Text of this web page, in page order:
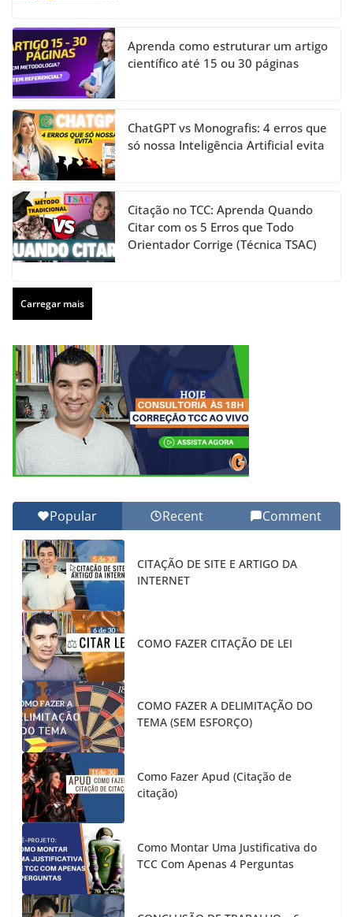
Aprenda como estruturar um artigo
científico até 15 ou 30 páginas
ChatGPT vs Monografis: 4 erros que
só nossa Inteligência Artificial evita
Citação no TCC: Aprenda Quando
Citar com os 5 Erros que Todo
Orientador Corrige (Técnica TSAC)
Carregar mais
Popular Recent Comment
CITAÇÃO DE SITE E ARTIGO DA
INTERNET
COMO FAZER CITAÇÃO DE LEI
COMO FAZER A DELIMITAÇÃO DO
TEMA (SEM ESFORÇO)
Como Fazer Apud (Citação de
citação)
Como Montar Uma Justificativa do
TCC Com Apenas 4 Perguntas